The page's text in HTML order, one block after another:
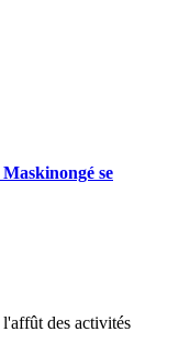
se
des activités